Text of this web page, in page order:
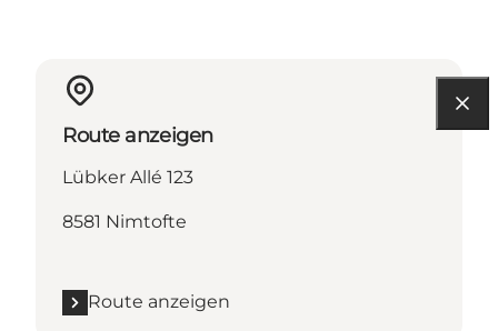
Route anzeigen
Lübker Allé 123
8581 Nimtofte
Route anzeigen